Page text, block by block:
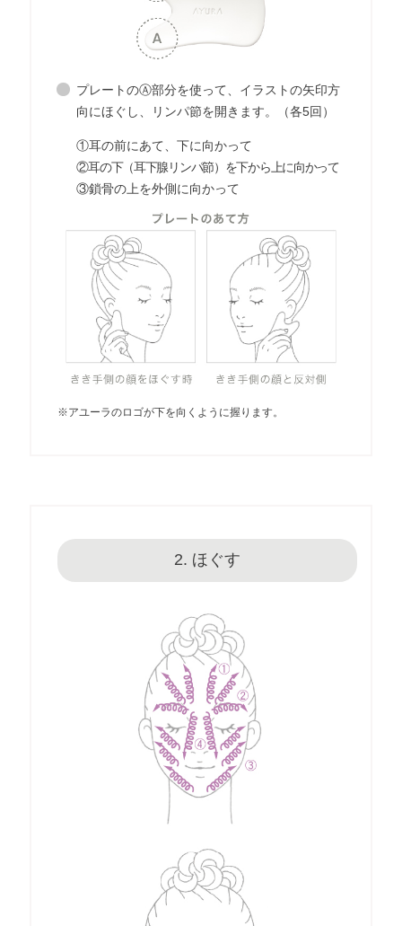
プレートのⒶ部分を使って、イラストの矢印方
向にほぐし、リンパ節を開きます。（各5回）
①耳の前にあて、下に向かって
②耳の下（耳下腺リンパ節）を下から上に向かって
③鎖骨の上を外側に向かって
※アユーラのロゴが下を向くように握ります。
2. ほぐす